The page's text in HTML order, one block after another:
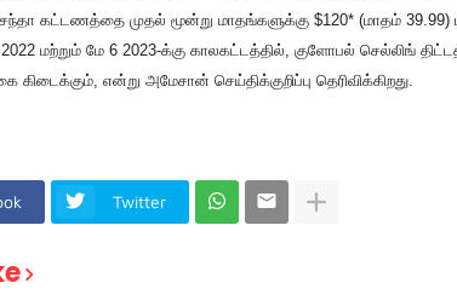
கட்டணத்தை முதல் மூன்று மாதங்களுக்கு $120* (மாதம் 39.99)
மற்றும் மே 6 2023-க்கு காலகட்டத்தில், குளோபல் செல்லிங்
கிடைக்கும், என்று அமேசான் செய்திக்குறிப்பு தெரிவிக்கிறது.
Twitter